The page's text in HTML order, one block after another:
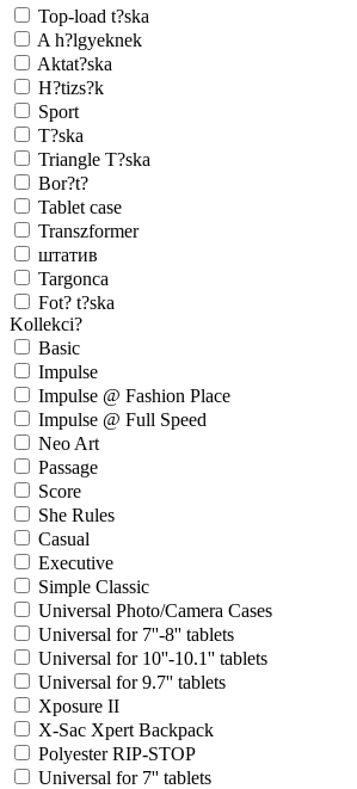
Top-load t?ska
A h?lgyeknek
Aktat?ska
H?tizs?k
Sport
T?ska
Triangle T?ska
Bor?t?
Tablet case
Transzformer
штатив
Targonca
Fot? t?ska
Kollekci?
Basic
Impulse
Impulse @ Fashion Place
Impulse @ Full Speed
Neo Art
Passage
Score
She Rules
Casual
Executive
Simple Classic
Universal Photo/Camera Cases
Universal for 7''-8'' tablets
Universal for 10''-10.1'' tablets
Universal for 9.7'' tablets
Xposure II
X-Sac Xpert Backpack
Polyester RIP-STOP
Universal for 7'' tablets